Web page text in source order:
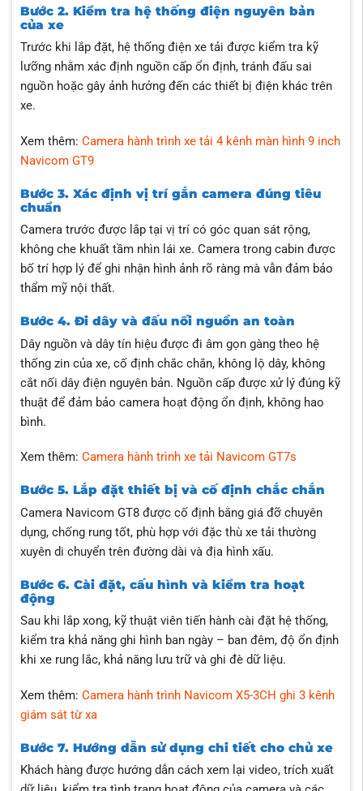
Bước 2. Kiểm tra hệ thống điện nguyên bản
của xe
Trước khi lắp đặt, hệ thống điện xe tải được kiểm tra kỹ
lưỡng nhằm xác định nguồn cấp ổn định, tránh đấu sai
nguồn hoặc gây ảnh hưởng đến các thiết bị điện khác trên
xe.
Xem thêm: Camera hành trình xe tải 4 kênh màn hình 9 inch
Navicom GT9
Bước 3. Xác định vị trí gắn camera đúng tiêu
chuẩn
Camera trước được lắp tại vị trí có góc quan sát rộng,
không che khuất tầm nhìn lái xe. Camera trong cabin được
bố trí hợp lý để ghi nhận hình ảnh rõ ràng mà vẫn đảm bảo
thẩm mỹ nội thất.
Bước 4. Đi dây và đấu nối nguồn an toàn
Dây nguồn và dây tín hiệu được đi âm gọn gàng theo hệ
thống zin của xe, cố định chắc chắn, không lộ dây, không
cắt nối dây điện nguyên bản. Nguồn cấp được xử lý đúng kỹ
thuật để đảm bảo camera hoạt động ổn định, không hao
bình.
Xem thêm: Camera hành trình xe tải Navicom GT7s
Bước 5. Lắp đặt thiết bị và cố định chắc chắn
Camera Navicom GT8 được cố định bằng giá đỡ chuyên
dụng, chống rung tốt, phù hợp với đặc thù xe tải thường
xuyên di chuyển trên đường dài và địa hình xấu.
Bước 6. Cài đặt, cấu hình và kiểm tra hoạt
động
Sau khi lắp xong, kỹ thuật viên tiến hành cài đặt hệ thống,
kiểm tra khả năng ghi hình ban ngày – ban đêm, độ ổn định
khi xe rung lắc, khả năng lưu trữ và ghi đè dữ liệu.
Xem thêm: Camera hành trình Navicom X5-3CH ghi 3 kênh
giám sát từ xa
Bước 7. Hướng dẫn sử dụng chi tiết cho chủ xe
Khách hàng được hướng dẫn cách xem lại video, trích xuất